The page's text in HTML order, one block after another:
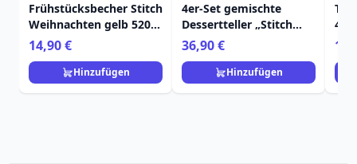
Frühstücksbecher Stitch
Weihnachten gelb 520
ml - Egan Disney Home
14,90 €
Hinzufügen
4er-Set gemischte
Dessertteller „Stitch
Weihnachten“ – Egan
Disney Home
36,90 €
Hinzufügen